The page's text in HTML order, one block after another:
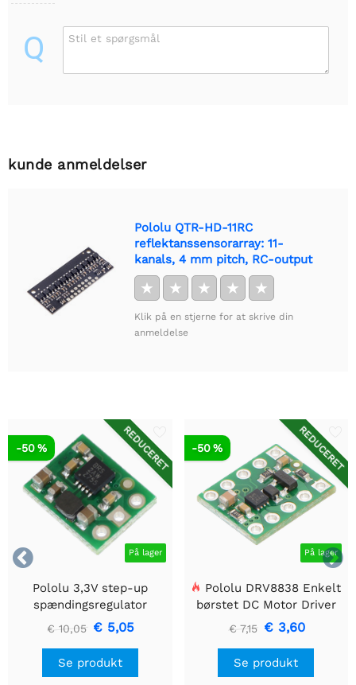
Q Stil et spørgsmål
kunde anmeldelser
Pololu QTR-HD-11RC
reflektanssensorarray: 11-
kanals, 4 mm pitch, RC-output
★ ★ ★ ★ ★
Klik på en stjerne for at skrive din
anmeldelse


REDUCERET
På lager
-50 %
Pololu 3,3V step-up
spændingsregulator
U1V10F3
€ 10,05 € 5,05
Se produkt
REDUCERET
På lager
-50 %
Pololu DRV8838 Enkelt
børstet DC Motor Driver
Holder
€ 7,15 € 3,60
Se produkt